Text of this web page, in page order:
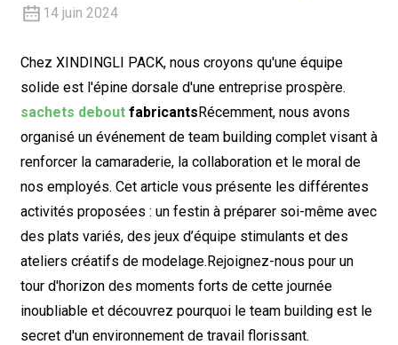
14 juin 2024
Chez XINDINGLI PACK, nous croyons qu'une équipe
solide est l'épine dorsale d'une entreprise prospère.
sachets deboutfabricantsRécemment, nous avons
organisé un événement de team building complet visant à
renforcer la camaraderie, la collaboration et le moral de
nos employés. Cet article vous présente les différentes
activités proposées : un festin à préparer soi-même avec
des plats variés, des jeux d’équipe stimulants et des
ateliers créatifs de modelage.Rejoignez-nous pour un
tour d'horizon des moments forts de cette journée
inoubliable et découvrez pourquoi le team building est le
secret d'un environnement de travail florissant.